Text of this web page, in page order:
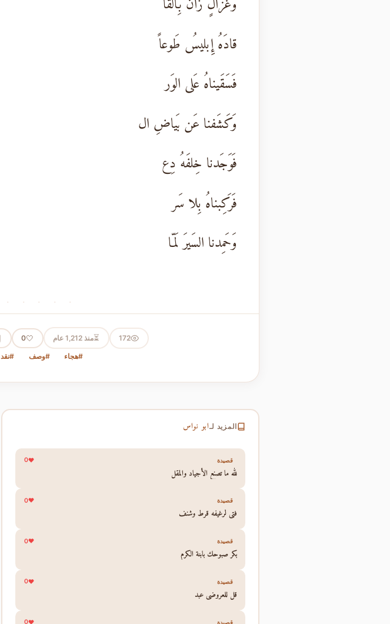
قادَهُ إِبليسُ طَوعاً
فَسَقَيناهُ عَلى الوَر
وَكَشَفنا عَن بَياضِ ال
فَوَجَدنا خِلفَهُ دِع
فَرَكِبناهُ بِلا سَر
وَحَمِدنا السَيرَ لَمّا
· · · · ·
172
⏳منذ 1,212 عام 🤍
0
#هجاء #وصف #نقد
المزيد لـابو نواس
قصيدة 0
لله ما تصنع الأجياد والمقل
قصيدة 0
فتى لرغيفه قرط وشنف
قصيدة 0
بكر صبوحك بابنة الكرم
قصيدة 0
قل للعروضي عبد
قصيدة 0